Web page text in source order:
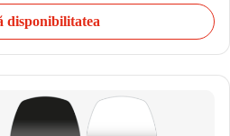
disponibilitatea